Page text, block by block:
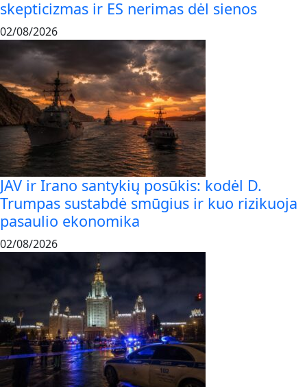
skepticizmas ir ES nerimas dėl sienos
02/08/2026
JAV ir Irano santykių posūkis: kodėl D.
Trumpas sustabdė smūgius ir kuo rizikuoja
pasaulio ekonomika
02/08/2026